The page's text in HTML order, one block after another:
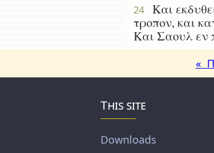
24
Και
τροπον, και
Και Σαουλ εν
«
This site
Downloads